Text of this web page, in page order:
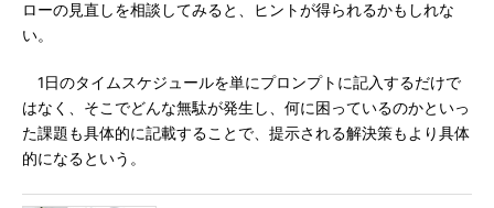
ローの見直しを相談してみると、ヒントが得られるかもしれな
い。
1日のタイムスケジュールを単にプロンプトに記入するだけで
はなく、そこでどんな無駄が発生し、何に困っているのかといっ
た課題も具体的に記載することで、提示される解決策もより具体
的になるという。